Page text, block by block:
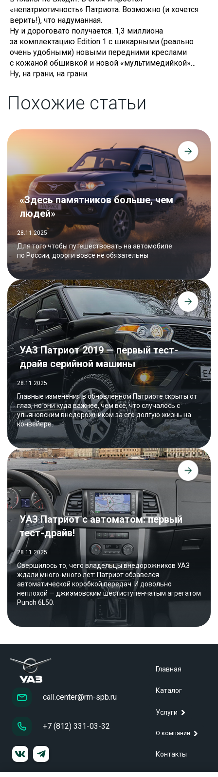
«непатриотичность» Патриота. Возможно (и хочется
верить!), что надуманная.
Ну и дороговато получается. 1,3 миллиона
за комплектацию Edition 1 с шикарными (реально
очень удобными) новыми передними креслами
с кожаной обшивкой и новой «мультимедийкой»…
Ну, на грани, на грани.
Похожие статьи
«Здесь памятников больше, чем
людей»
28.11.2025
Для того чтобы путешествовать на автомобиле
по России, дороги вовсе не обязательны
УАЗ Патриот 2019 — первый тест-
драйв серийной машины
28.11.2025
Главные изменения в обновленном Патриоте скрыты от
глаз, но они куда важнее, чем всё, что случалось с
ульяновским внедорожником за его долгую жизнь на
конвейере.
УАЗ Патриот с автоматом: первый
тест-драйв!
28.11.2025
Свершилось то, чего владельцы внедорожников УАЗ
ждали много-много лет: Патриот обзавелся
автоматической коробкой передач. И довольно
неплохой — джиэмовским шестиступенчатым агрегатом
Punch 6L50.
call.center@rm-spb.ru
+7 (812) 331-03-32
Главная
Каталог
Услуги
О компании
Контакты